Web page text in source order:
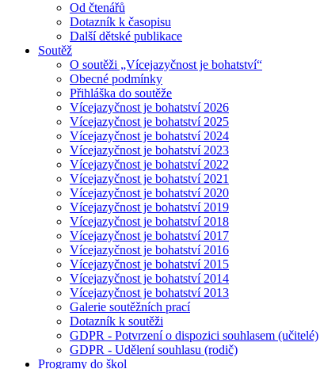
Od čtenářů
Dotazník k časopisu
Další dětské publikace
Soutěž
O soutěži „Vícejazyčnost je bohatství“
Obecné podmínky
Přihláška do soutěže
Vícejazyčnost je bohatství 2026
Vícejazyčnost je bohatství 2025
Vícejazyčnost je bohatství 2024
Vícejazyčnost je bohatství 2023
Vícejazyčnost je bohatství 2022
Vícejazyčnost je bohatství 2021
Vícejazyčnost je bohatství 2020
Vícejazyčnost je bohatství 2019
Vícejazyčnost je bohatství 2018
Vícejazyčnost je bohatství 2017
Vícejazyčnost je bohatství 2016
Vícejazyčnost je bohatství 2015
Vícejazyčnost je bohatství 2014
Vícejazyčnost je bohatství 2013
Galerie soutěžních prací
Dotazník k soutěži
GDPR - Potvrzení o dispozici souhlasem (učitelé)
GDPR - Udělení souhlasu (rodič)
Programy do škol